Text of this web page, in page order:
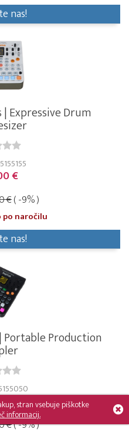
nas!
Expressive Drum
€
€( -9% )
po naročilu
nas!
Portable Production
€
€( -9% )
stran vsebuje piškotke
informacij.